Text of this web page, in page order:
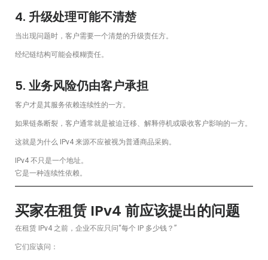
4. 升级处理可能不清楚
当出现问题时，客户需要一个清楚的升级责任方。
经纪链结构可能会模糊责任。
5. 业务风险仍由客户承担
客户才是其服务依赖连续性的一方。
如果链条断裂，客户通常就是被迫迁移、解释停机或吸收客户影响的一方。
这就是为什么 IPv4 来源不应被视为普通商品采购。
IPv4 不只是一个地址。
它是一种连续性依赖。
买家在租赁 IPv4 前应该提出的问题
在租赁 IPv4 之前，企业不应只问“每个 IP 多少钱？”
它们应该问：